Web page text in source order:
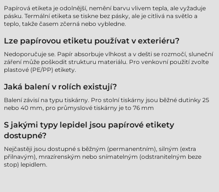
Papírová etiketa je odolnější, nemění barvu vlivem tepla, ale vyžaduje
pásku. Termální etiketa se tiskne bez pásky, ale je citlivá na světlo a
teplo, takže časem zčerná nebo vybledne.
Lze papírovou etiketu používat v exteriéru?
Nedoporučuje se. Papír absorbuje vlhkost a v dešti se rozmočí, sluneční
záření může poškodit strukturu materiálu. Pro venkovní použití zvolte
plastové (PE/PP) etikety.
Jaká balení v rolích existují?
Balení závisí na typu tiskárny. Pro stolní tiskárny jsou běžné dutinky 25
nebo 40 mm, pro průmyslové tiskárny je to 76 mm
S jakými typy lepidel jsou papírové etikety
dostupné?
Nejčastěji jsou dostupné s běžným (permanentním), silným (extra
přilnavým), mrazírenským nebo snímatelným (odstranitelným beze
stop) lepidlem.